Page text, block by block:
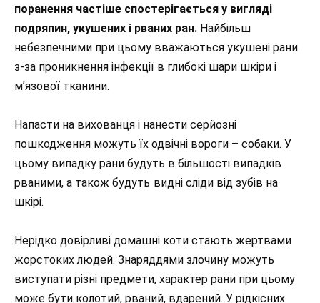
поранення частіше спостерігається у вигляді
подряпин, укушених і рваних ран. Найбільш
небезпечними при цьому вважаються укушені рани
з-за проникнення інфекції в глибокі шари шкіри і
м’язової тканини.
Напасти на вихованця і нанести серйозні
пошкодження можуть їх одвічні вороги – собаки. У
цьому випадку рани будуть в більшості випадків
рваними, а також будуть видні сліди від зубів на
шкірі.
Нерідко довірливі домашні коти стають жертвами
жорстоких людей. Знаряддями злочину можуть
виступати різні предмети, характер рани при цьому
може бути колотий, рваний, вдарений. У рідкісних